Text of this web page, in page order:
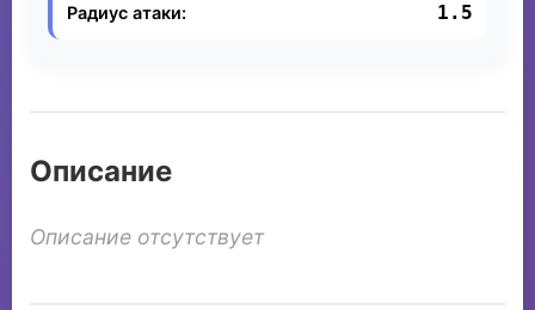
Радиус атаки: 1.5
Описание
Описание отсутствует